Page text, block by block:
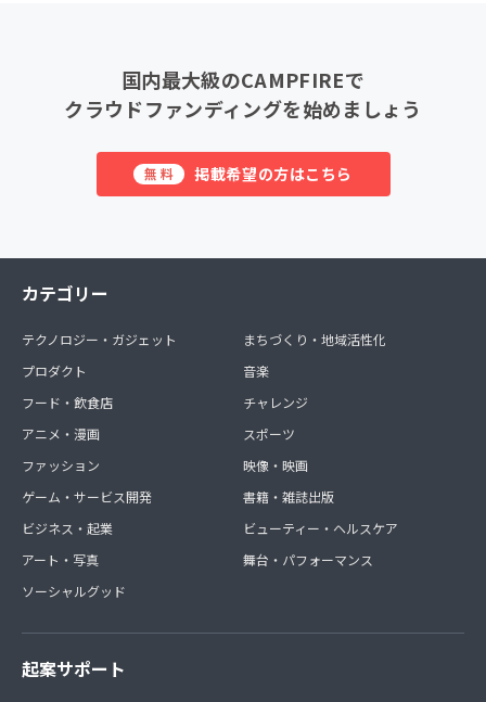
国内最大級のCAMPFIREで
クラウドファンディングを始めましょう
無料 掲載希望の方はこちら
カテゴリー
テクノロジー・ガジェット
プロダクト
フード・飲食店
アニメ・漫画
ファッション
ゲーム・サービス開発
ビジネス・起業
アート・写真
ソーシャルグッド
まちづくり・地域活性化
音楽
チャレンジ
スポーツ
映像・映画
書籍・雑誌出版
ビューティー・ヘルスケア
舞台・パフォーマンス
起案サポート